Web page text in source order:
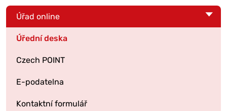
Úřad online
Úřední deska
Czech POINT
E-podatelna
Kontaktní formulář